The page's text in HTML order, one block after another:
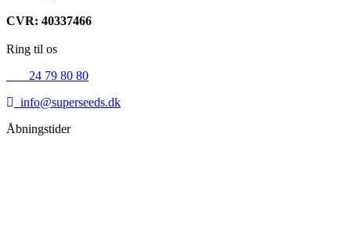
CVR: 40337466
Ring til os
24 79 80 80
info@superseeds.dk
Åbningstider